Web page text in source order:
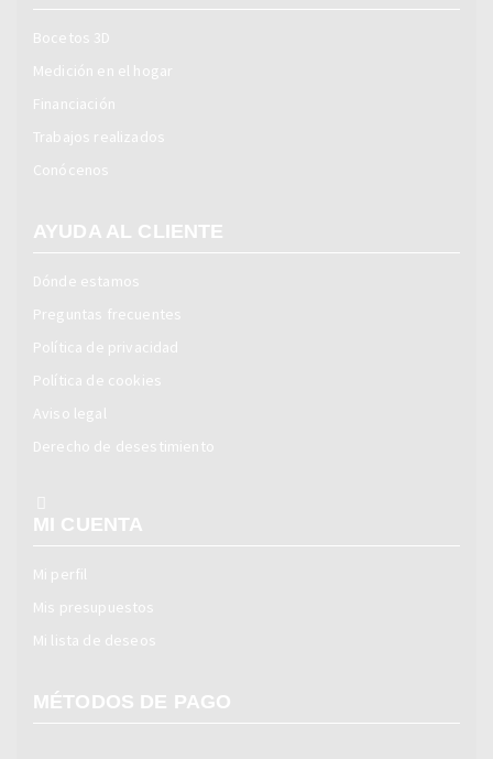
Bocetos 3D
Medición en el hogar
Financiación
Trabajos realizados
Conócenos
AYUDA AL CLIENTE
Dónde estamos
Preguntas frecuentes
Política de privacidad
Política de cookies
Aviso legal
Derecho de desestimiento
MI CUENTA
Mi perfil
Mis presupuestos
Mi lista de deseos
MÉTODOS DE PAGO